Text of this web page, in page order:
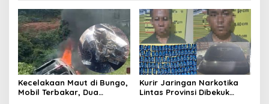
Kecelakaan Maut di Bungo,
Mobil Terbakar, Dua
Kurir Jaringan Narkotika
Lintas Provinsi Dibekuk